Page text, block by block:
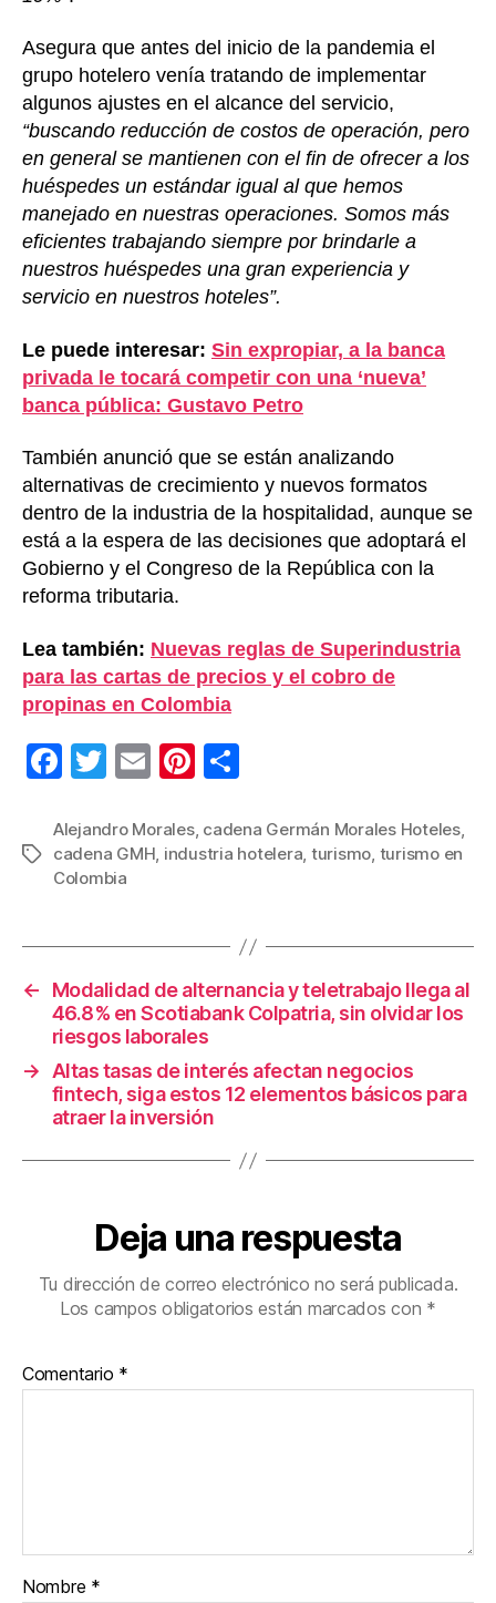
Asegura que antes del inicio de la pandemia el
grupo hotelero venía tratando de implementar
algunos ajustes en el alcance del servicio,
“buscando reducción de costos de operación, pero
en general se mantienen con el fin de ofrecer a los
huéspedes un estándar igual al que hemos
manejado en nuestras operaciones. Somos más
eficientes trabajando siempre por brindarle a
nuestros huéspedes una gran experiencia y
servicio en nuestros hoteles”.
Le puede interesar: Sin expropiar, a la banca
privada le tocará competir con una ‘nueva’
banca pública: Gustavo Petro
También anunció que se están analizando
alternativas de crecimiento y nuevos formatos
dentro de la industria de la hospitalidad, aunque se
está a la espera de las decisiones que adoptará el
Gobierno y el Congreso de la República con la
reforma tributaria.
Lea también: Nuevas reglas de Superindustria
para las cartas de precios y el cobro de
propinas en Colombia
F
c
e
o
o
k
T
tt
er
E
ail
Pi
er
e
m
p
tir
Etiquetas
Alejandro Morales, cadena Germán Morales Hoteles,
cadena GMH, industria hotelera, turismo, turismo en
Colombia
←
Modalidad de alternancia y teletrabajo llega al
46.8% en Scotiabank Colpatria, sin olvidar los
riesgos laborales
→
Altas tasas de interés afectan negocios
fintech, siga estos 12 elementos básicos para
atraer la inversión
Deja una respuesta
Tu dirección de correo electrónico no será publicada.
Los campos obligatorios están marcados con *
Comentario *
Nombre *